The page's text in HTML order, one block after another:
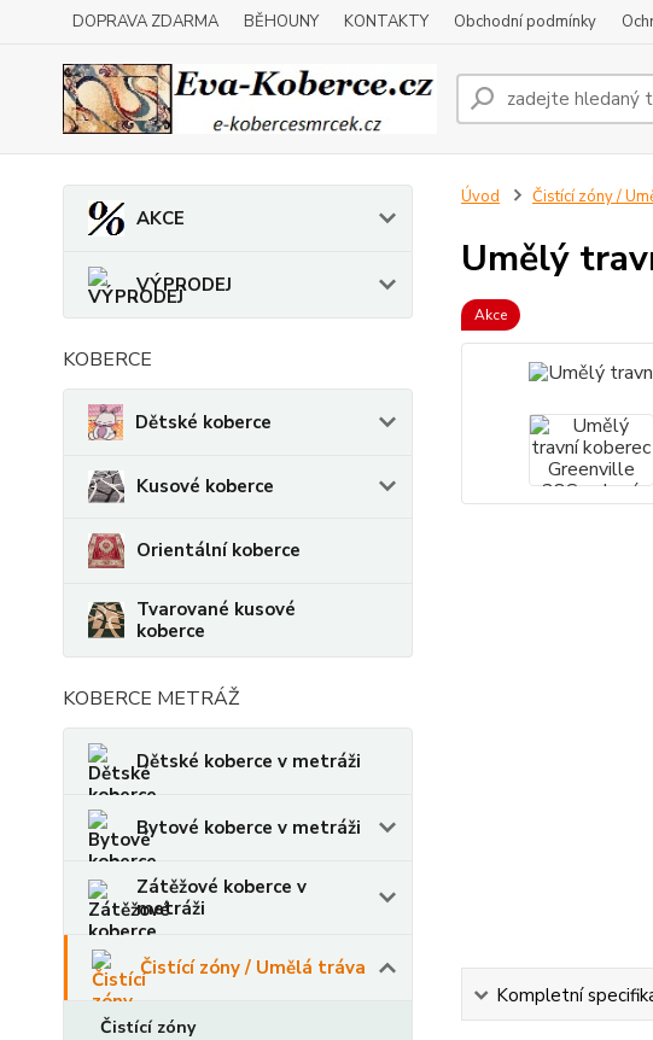
DOPRAVA ZDARMA BĚHOUNY KONTAKTY Obchodní podmínky
AKCE
VÝPRODEJ
KOBERCE
Dětské koberce
Kusové koberce
Orientální koberce
Tvarované kusové
koberce
KOBERCE METRÁŽ
Dětské koberce v metráži
Bytové koberce v metráži
Zátěžové koberce v
metráži
Čistící zóny / Umělá tráva
Čistící zóny
Úvod Čistící zóny /
Umělý
Akce
Kompletní